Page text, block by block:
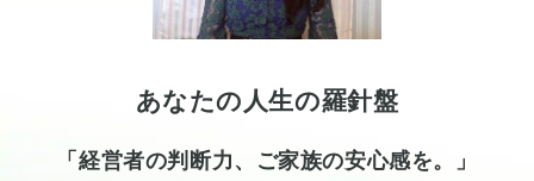
あなたの人生の羅針盤
「経営者の判断力、ご家族の安心感を。」